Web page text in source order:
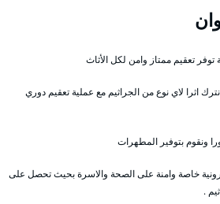
تعقيم ممتاز وامن لكل الأثاث
اثرا لاي نوع من الجراثيم مع عملية تعقيم دوري
ونقوم بتوفير المطهرات
خاصة وامنة على الصحة والاسرة بحيث تحصل على
.